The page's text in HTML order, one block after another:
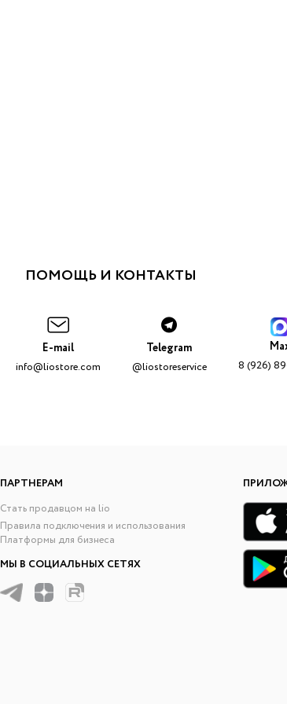
ПОМОЩЬ И КОНТАКТЫ
E-mail
info@liostore.com
Telegram
@liostoreservice 8 (926)
ПАРТНЕРАМ
Стать продавцом на lio
Правила подключения и использования
Платформы для бизнеса
МЫ В СОЦИАЛЬНЫХ СЕТЯХ